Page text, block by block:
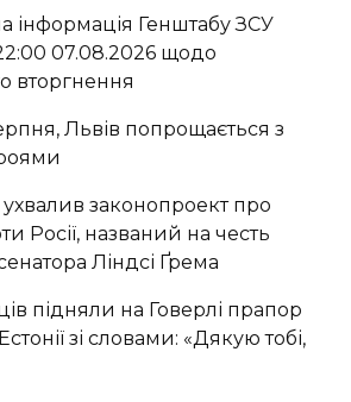
інформація Генштабу ЗСУ
07.08.2026 щодо
вторгнення
Львів попрощається з
законопроект про
Росії, названий на честь
Ліндсі Ґрема
підняли на Говерлі прапор
зі словами: «Дякую тобі,